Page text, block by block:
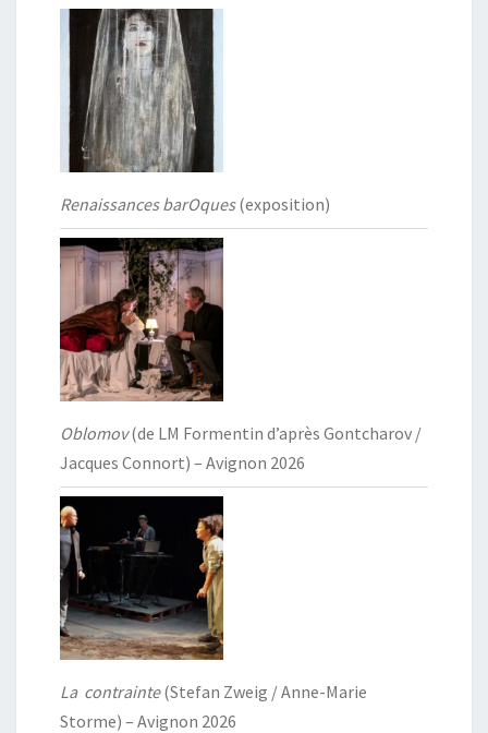
Renaissances barOques(exposition)
Oblomov(de LM Formentin d’après Gontcharov /
Jacques Connort) – Avignon 2026
La contrainte(Stefan Zweig / Anne-Marie
Storme) – Avignon 2026